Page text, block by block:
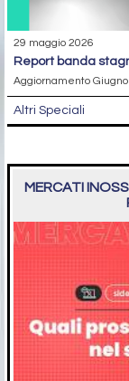
29 maggio 2026
report banda
Aggiornamento
Altri Speciali
MERCATI